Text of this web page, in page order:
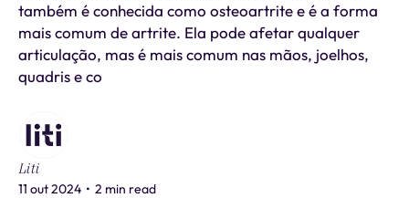
também é conhecida como osteoartrite e é a forma
mais comum de artrite. Ela pode afetar qualquer
articulação, mas é mais comum nas mãos, joelhos,
quadris e co
Liti
11 out 2024 • 2 min read